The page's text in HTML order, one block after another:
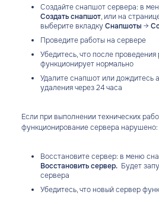
Создайте снапшот сервера: в
Создать снапшот, или на
выберите вкладкуСнапшоты →
Проведите работы на сервере
Убедитесь, что после
функционирует нормально
Удалите снапшот или дождитесь
удаления через 24 часа
Если при выполнении технических
функционирование сервера нарушено:
Восстановите сервер: в меню
Восстановить сервер. Будет
сервера
Убедитесь, что новый сервер